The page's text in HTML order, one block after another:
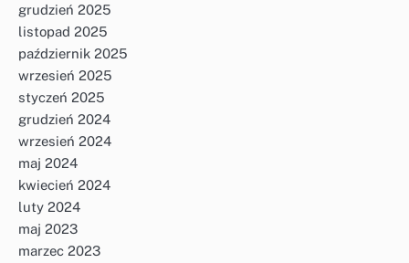
grudzień 2025
listopad 2025
październik 2025
wrzesień 2025
styczeń 2025
grudzień 2024
wrzesień 2024
maj 2024
kwiecień 2024
luty 2024
maj 2023
marzec 2023